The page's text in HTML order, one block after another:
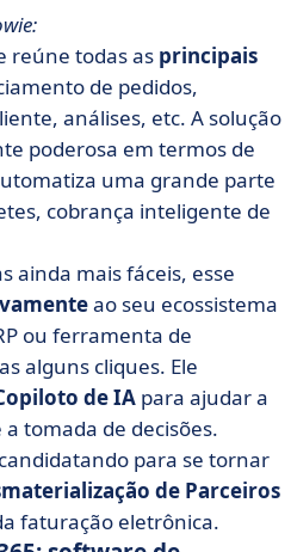
reúne todas as principais
de pedidos,
análises, etc. A solução
poderosa em termos de
uma grande parte
cobrança inteligente de
ainda mais fáceis, esse
ao seu ecossistema
ou ferramenta de
alguns cliques. Ele
de IA para ajudar a
tomada de decisões.
para se tornar
de Parceiros
faturação eletrônica.